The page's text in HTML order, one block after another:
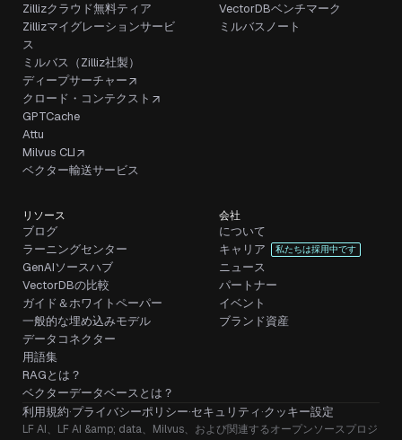
Zillizクラウド無料ティア
Zillizマイグレーションサービ
ス
ミルバス（Zilliz社製）
ディープサーチャー
クロード・コンテクスト
GPTCache
Attu
Milvus CLI
ベクター輸送サービス
VectorDBベンチマーク
ミルバスノート
リソース
ブログ
ラーニングセンター
GenAIソースハブ
VectorDBの比較
ガイド＆ホワイトペーパー
一般的な埋め込みモデル
データコネクター
用語集
RAGとは？
ベクターデータベースとは？
会社
について
キャリア
私たちは採用中です
ニュース
パートナー
イベント
ブランド資産
利用規約·プライバシーポリシー·セキュリティ·クッキー設定
LF AI、LF AI &amp; data、Milvus、および関連するオープンソースプロジ